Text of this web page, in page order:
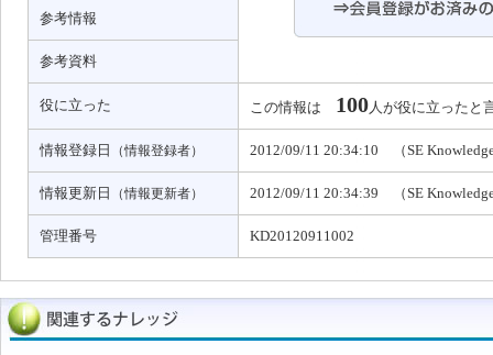
参考情報
参考資料
役に立った この情報は 100人が役に立った
情報登録日 （情報登録者） 2012/09/11 20:34:10 （SE
情報更新日 （情報更新者） 2012/09/11 20:34:39 （SE
管理番号 KD20120911002